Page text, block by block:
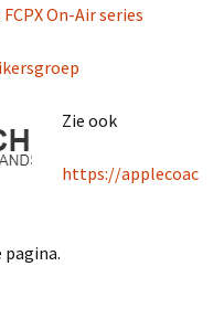
On-Air series
Zie ook
https://applecoac
pagina.